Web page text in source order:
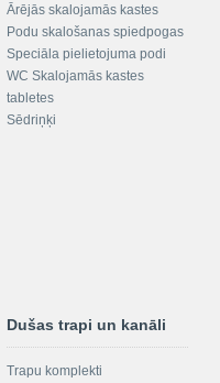
Ārējās skalojamās kastes
Podu skalošanas spiedpogas
Speciāla pielietojuma podi
WC Skalojamās kastes
tabletes
Sēdriņķi
Dušas trapi un kanāli
Trapu komplekti